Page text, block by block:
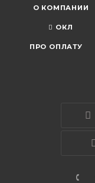
О КОМПАНИИ
ОКЛ
ПРО ОПЛАТУ